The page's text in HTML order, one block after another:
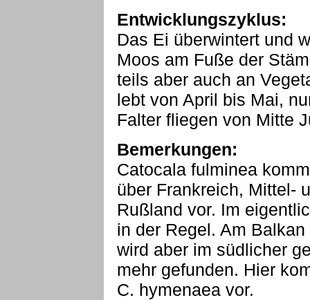
Entwicklungszyklus:
Das Ei überwintert und
Moos am Fuße der
teils aber auch an
lebt von April bis Mai,
Falter fliegen von Mitte
Bemerkungen:
Catocala fulminea
über Frankreich, Mittel-
Rußland vor. Im
in der Regel. Am
wird aber im südlicher
mehr gefunden. Hier
C. hymenaea vor.